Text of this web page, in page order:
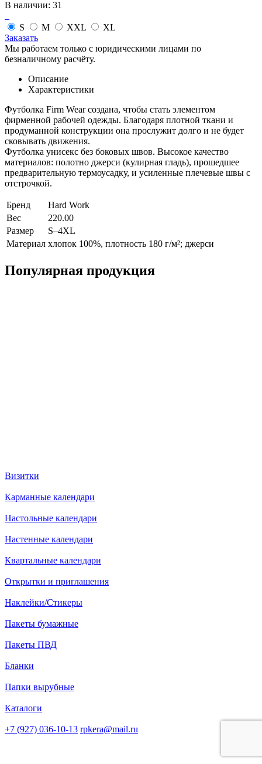
В наличии: 31
S M XXL
XL
Заказать
Мы работаем только с юридическими лицами по
безналичному расчёту.
Описание
Характеристики
Футболка Firm Wear создана, чтобы стать элементом
фирменной рабочей одежды. Благодаря плотной ткани и
продуманной конструкции она прослужит долго и не будет
сковывать движения.
Футболка унисекс без боковых швов. Высокое качество
материалов: полотно джерси (кулирная гладь), прошедшее
предварительную термоусадку, и усиленные плечевые швы с
отстрочкой.
Бренд
Hard Work
Вес
220.00
Размер
S–4XL
Материал хлопок 100%, плотность 180 г/м²; джерси
Популярная продукция
Визитки
Карманные календари
Настольные календари
Настенные календари
Квартальные календари
Открытки и приглашения
Наклейки/Стикеры
Пакеты бумажные
Пакеты ПВД
Бланки
Папки вырубные
Каталоги
+7 (927) 036-10-13 rpkera@mail.ru